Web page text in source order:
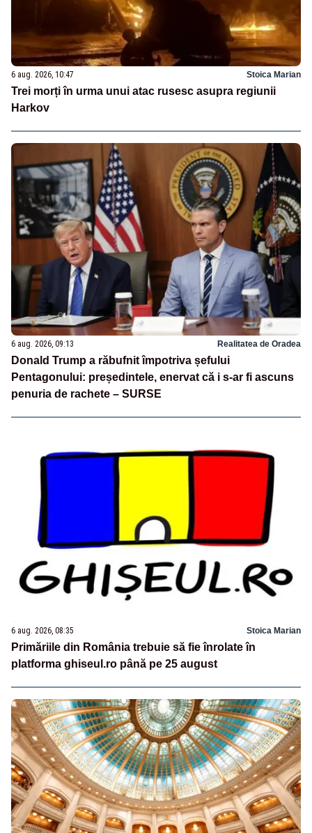
6 aug. 2026, 10:47 Stoica Marian
Trei morți în urma unui atac rusesc asupra regiunii
Harkov
6 aug. 2026, 09:13 Realitatea de Oradea
Donald Trump a răbufnit împotriva șefului
Pentagonului: președintele, enervat că i s-ar fi ascuns
penuria de rachete – SURSE
6 aug. 2026, 08:35 Stoica Marian
Primăriile din România trebuie să fie înrolate în
platforma ghiseul.ro până pe 25 august